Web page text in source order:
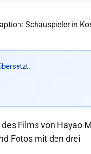
Films von Hayao
Fotos mit den drei